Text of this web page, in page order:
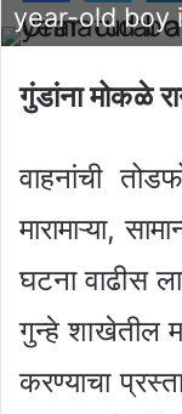
year-old boy
गुंडांना मोकळे
वाहनांची
मारामाऱ्या,
घटना वाढीस
गुन्हे शाखेतील
करण्याचा